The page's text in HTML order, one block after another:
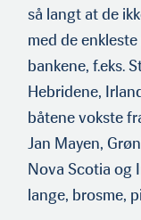
så langt at de
med de
bankene, f.eks.
Hebridene,
båtene vokste
Jan Mayen,
Nova Scotia og
lange, brosme,